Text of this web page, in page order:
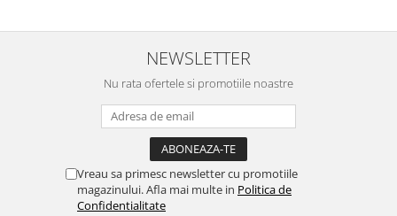
NEWSLETTER
Nu rata ofertele si promotiile noastre
Vreau sa primesc newsletter cu promotiile
magazinului. Afla mai multe in Politica de
Confidentialitate